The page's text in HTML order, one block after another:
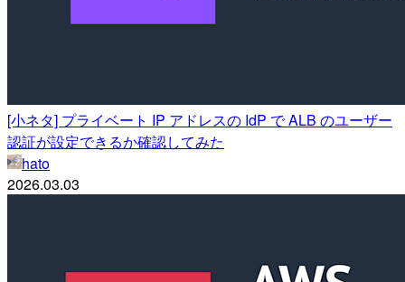
[小ネタ] プライベート IP アドレスの IdP で ALB のユーザー
認証が設定できるか確認してみた
hato
2026.03.03